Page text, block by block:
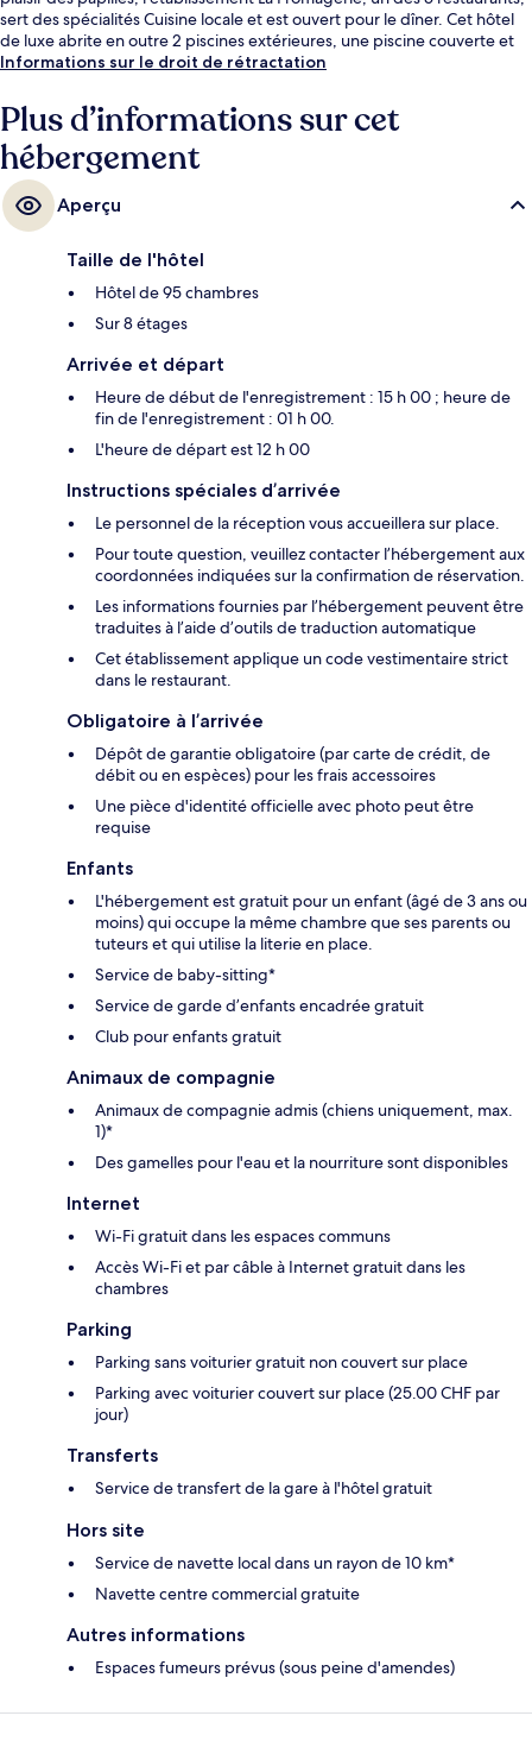
sert des spécialités Cuisine locale et est ouvert pour le dîner. Cet hôtel
de luxe abrite en outre 2 piscines extérieures, une piscine couverte et
un bar en bord de piscine.
Informations sur le droit de rétractation
Plus d’informations sur cet
hébergement
Aperçu
Taille de l'hôtel
Hôtel de 95 chambres
Sur 8 étages
Arrivée et départ
Heure de début de l'enregistrement : 15 h 00 ; heure de
fin de l'enregistrement : 01 h 00.
L'heure de départ est 12 h 00
Instructions spéciales d’arrivée
Le personnel de la réception vous accueillera sur place.
Pour toute question, veuillez contacter l’hébergement aux
coordonnées indiquées sur la confirmation de réservation.
Les informations fournies par l’hébergement peuvent être
traduites à l’aide d’outils de traduction automatique
Cet établissement applique un code vestimentaire strict
dans le restaurant.
Obligatoire à l’arrivée
Dépôt de garantie obligatoire (par carte de crédit, de
débit ou en espèces) pour les frais accessoires
Une pièce d'identité officielle avec photo peut être
requise
Enfants
L'hébergement est gratuit pour un enfant (âgé de 3 ans ou
moins) qui occupe la même chambre que ses parents ou
tuteurs et qui utilise la literie en place.
Service de baby-sitting*
Service de garde d’enfants encadrée gratuit
Club pour enfants gratuit
Animaux de compagnie
Animaux de compagnie admis (chiens uniquement, max.
1)*
Des gamelles pour l'eau et la nourriture sont disponibles
Internet
Wi-Fi gratuit dans les espaces communs
Accès Wi-Fi et par câble à Internet gratuit dans les
chambres
Parking
Parking sans voiturier gratuit non couvert sur place
Parking avec voiturier couvert sur place (25.00 CHF par
jour)
Transferts
Service de transfert de la gare à l'hôtel gratuit
Hors site
Service de navette local dans un rayon de 10 km*
Navette centre commercial gratuite
Autres informations
Espaces fumeurs prévus (sous peine d'amendes)